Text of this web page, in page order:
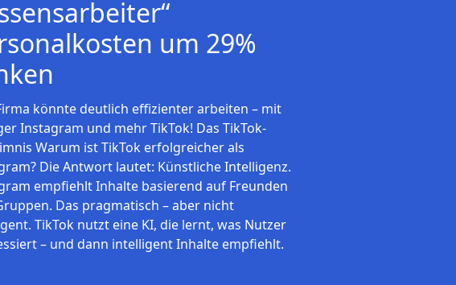
um 29%
könnte deutlich effizienter arbeiten – mit
Instagram und mehr TikTok! Das TikTok-
Warum ist TikTok erfolgreicher als
Die Antwort lautet: Künstliche Intelligenz.
empfiehlt Inhalte basierend auf Freunden
Das pragmatisch – aber nicht
TikTok nutzt eine KI, die lernt, was Nutzer
– und dann intelligent Inhalte empfiehlt.